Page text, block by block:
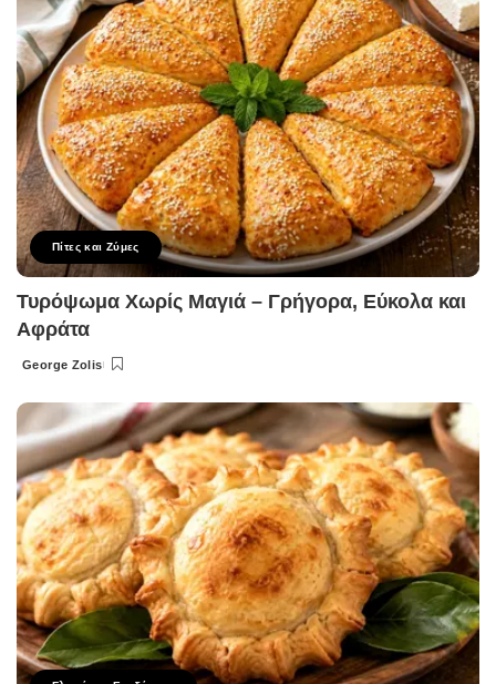
Πίτες και Ζύμες
Τυρόψωμα Χωρίς Μαγιά – Γρήγορα, Εύκολα και
Αφράτα
Posted
George Zolis